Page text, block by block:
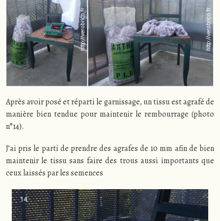
Après avoir posé et réparti le garnissage, un tissu est agrafé de
manière bien tendue pour maintenir le rembourrage (photo
n°14).
J’ai pris le parti de prendre des agrafes de 10 mm afin de bien
maintenir le tissu sans faire des trous aussi importants que
ceux laissés par les semences